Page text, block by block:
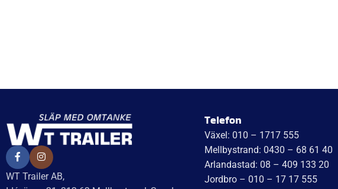
WT Trailer AB,
Telefon
Växel: 010 – 1717 555
Mellbystrand: 0430 – 68 61 40
Arlandastad: 08 – 409 133 20
Jordbro – 010 – 17 17 555